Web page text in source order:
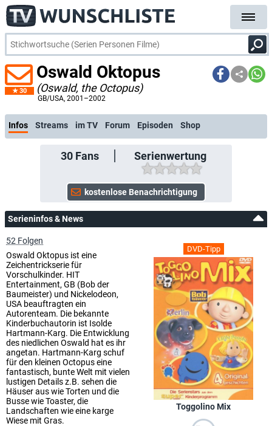
30
Oswald Oktopus
(Oswald, the Octopus)
GB/USA, 2001–2002
kostenlose E
Infos Streams im TV Forum Episoden Shop
30Fans Serienwertung
Serieninfos & News
DVD-Tipp
Toggolino Mix
52 Folgen
Oswald Oktopus ist eine
Zeichentrickserie für
Vorschulkinder. HIT
Entertainment, GB (Bob der
Baumeister) und Nickelodeon,
USA beauftragten ein
Autorenteam. Die bekannte
Kinderbuchautorin ist Isolde
Hartmann-Karg. Die Entwicklung
des niedlichen Oswald hat es ihr
angetan. Hartmann-Karg schuf
für den kleinen Octopus eine
fantastisch, bunte Welt mit vielen
lustigen Details z.B. sehen die
Häuser aus wie Torten und die
Busse wie Toaster, die
Landschaften wie eine karge
Wiese mit Gras.